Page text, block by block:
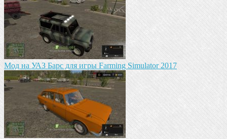
Mод на УАЗ Барс для игры Farming Simulator 2017